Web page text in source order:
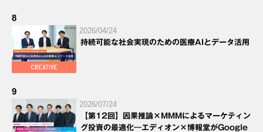
8
2026/04/24
持続可能な社会実現のための医療AIとデータ活用
9
2026/07/24
【第12回】因果推論×MMMによるマーケティン
グ投資の最適化―エディオン×博報堂がGoogle